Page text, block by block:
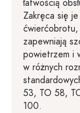
łatwością
Zakręca się
zapewniają
powietrzem i
w różnych
53, TO 58,
100.